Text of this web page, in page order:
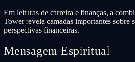
Em leituras de carreira e finanças, a
Tower revela camadas importantes sobre
perspectivas financeiras.
Mensagem Espiritual